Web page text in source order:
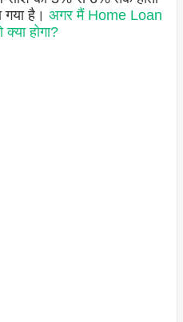
है। अगर मैं Home Loan
होगा?